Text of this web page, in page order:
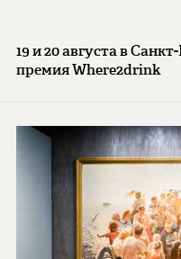
19 и 20 августа в
премия Where2drink